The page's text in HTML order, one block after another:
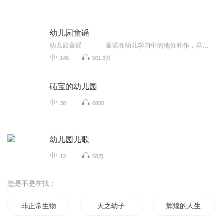
幼儿园童谣
146 501.3万
砳宝的幼儿园
38 6800
幼儿园儿歌
13 58万
您是不是在找：
非正常生物幼儿园 天之幼子 辉煌的人生从幼